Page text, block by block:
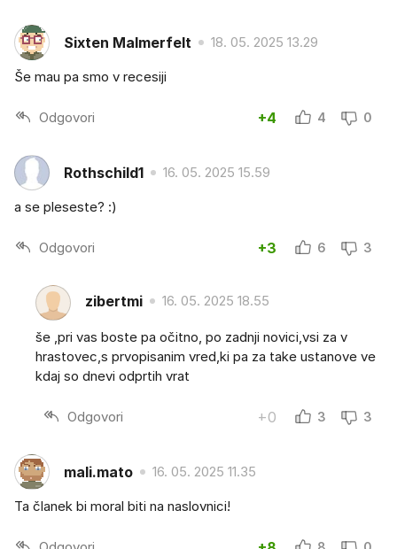
Sixten Malmerfelt 18. 05. 2025 13.29
Še mau pa smo v recesiji
Odgovori +4 4 0
Rothschild1 16. 05. 2025 15.59
a se pleseste? :)
Odgovori +3 6 3
zibertmi 16. 05. 2025 18.55
še ,pri vas boste pa očitno, po zadnji novici,vsi za v
hrastovec,s prvopisanim vred,ki pa za take ustanove ve
kdaj so dnevi odprtih vrat
Odgovori +0 3 3
mali.mato 16. 05. 2025 11.35
Ta članek bi moral biti na naslovnici!